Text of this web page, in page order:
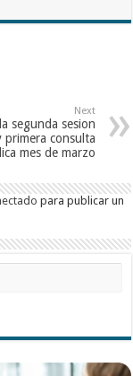
Next
segunda sesion
primera consulta
mes de marzo
para publicar un